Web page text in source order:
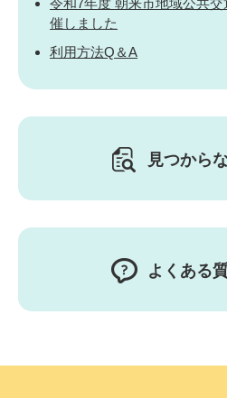
令和7年度 朝来市地域公共
催しました
利用方法Q＆A
見つから
よくある